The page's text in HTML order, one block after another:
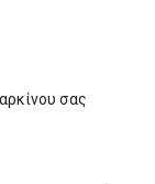
σας